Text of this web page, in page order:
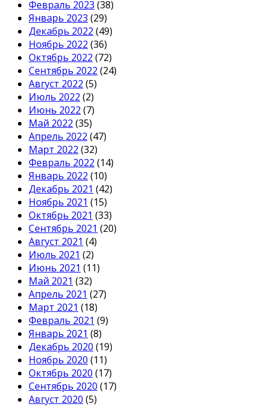
Февраль 2023 (38)
Январь 2023 (29)
Декабрь 2022 (49)
Ноябрь 2022 (36)
Октябрь 2022 (72)
Сентябрь 2022 (24)
Август 2022 (5)
Июль 2022 (2)
Июнь 2022 (7)
Май 2022 (35)
Апрель 2022 (47)
Март 2022 (32)
Февраль 2022 (14)
Январь 2022 (10)
Декабрь 2021 (42)
Ноябрь 2021 (15)
Октябрь 2021 (33)
Сентябрь 2021 (20)
Август 2021 (4)
Июль 2021 (2)
Июнь 2021 (11)
Май 2021 (32)
Апрель 2021 (27)
Март 2021 (18)
Февраль 2021 (9)
Январь 2021 (8)
Декабрь 2020 (19)
Ноябрь 2020 (11)
Октябрь 2020 (17)
Сентябрь 2020 (17)
Август 2020 (5)